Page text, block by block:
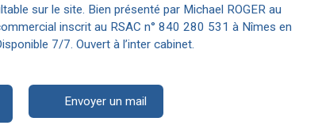
sur le site. Bien présenté par Michael ROGER au
inscrit au RSAC n° 840 280 531 à Nîmes en
7/7. Ouvert à l’inter cabinet.
Envoyer un mail